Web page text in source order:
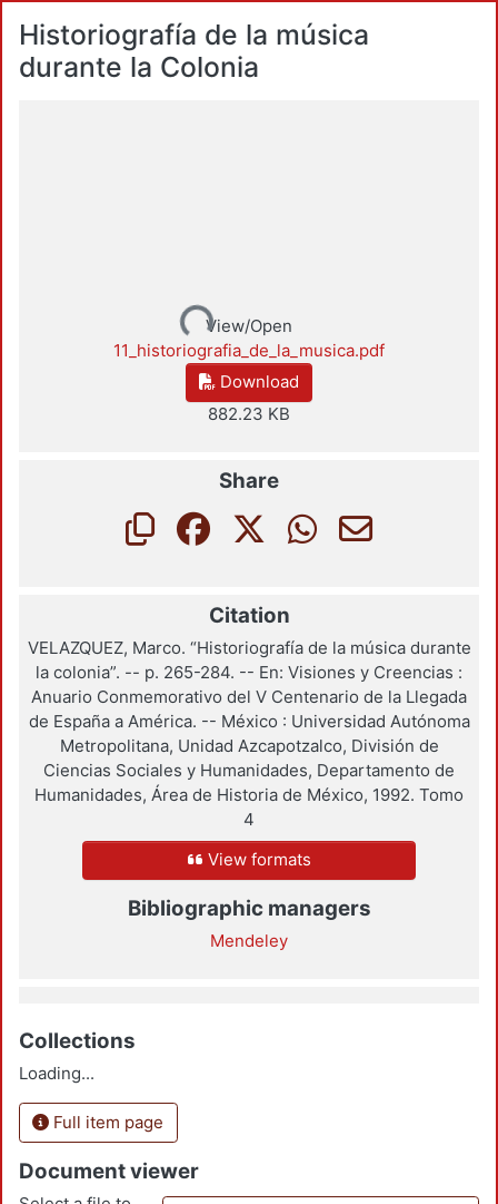
Historiografía de la música
durante la Colonia
Loading...View/Open
11_historiografia_de_la_musica.pdf
Download
882.23 KB
Share
Citation
VELAZQUEZ, Marco. “Historiografía de la música durante
la colonia”. -- p. 265-284. -- En: Visiones y Creencias :
Anuario Conmemorativo del V Centenario de la Llegada
de España a América. -- México : Universidad Autónoma
Metropolitana, Unidad Azcapotzalco, División de
Ciencias Sociales y Humanidades, Departamento de
Humanidades, Área de Historia de México, 1992. Tomo
4
View formats
Bibliographic managers
Mendeley
Collections
Loading...
Full item page
Document viewer